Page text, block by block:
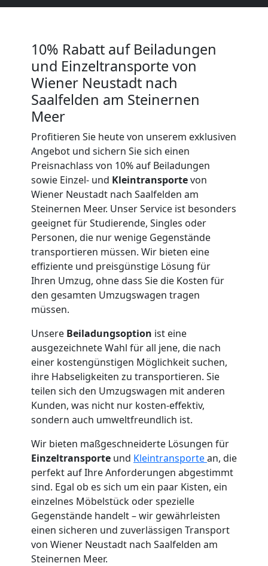
10% Rabatt auf Beiladungen
und Einzeltransporte von
Wiener Neustadt nach
Saalfelden am Steinernen
Meer
Profitieren Sie heute von unserem exklusiven
Angebot und sichern Sie sich einen
Preisnachlass von 10% auf Beiladungen
sowie Einzel- und Kleintransportevon
Wiener Neustadt nach Saalfelden am
Steinernen Meer. Unser Service ist besonders
geeignet für Studierende, Singles oder
Personen, die nur wenige Gegenstände
transportieren müssen. Wir bieten eine
effiziente und preisgünstige Lösung für
Ihren Umzug, ohne dass Sie die Kosten für
den gesamten Umzugswagen tragen
müssen.
Unsere Beiladungsoption ist eine
ausgezeichnete Wahl für all jene, die nach
einer kostengünstigen Möglichkeit suchen,
ihre Habseligkeiten zu transportieren. Sie
teilen sich den Umzugswagen mit anderen
Kunden, was nicht nur kosten-effektiv,
sondern auch umweltfreundlich ist.
Wir bieten maßgeschneiderte Lösungen für
Einzeltransporte und Kleintransportean, die
perfekt auf Ihre Anforderungen abgestimmt
sind. Egal ob es sich um ein paar Kisten, ein
einzelnes Möbelstück oder spezielle
Gegenstände handelt – wir gewährleisten
einen sicheren und zuverlässigen Transport
von Wiener Neustadt nach Saalfelden am
Steinernen Meer.
Neustadt
Full-
Service-
Umzug
Wiener
Neustadt
Qualitäts-
Umzüge
Wiener
Neustadt
Vereinsumzug
Wiener
Neustadt
Anfrage
Möbeltransport
National